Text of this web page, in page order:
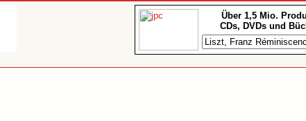
Über 1,5 Mio.
CDs, DVDs und